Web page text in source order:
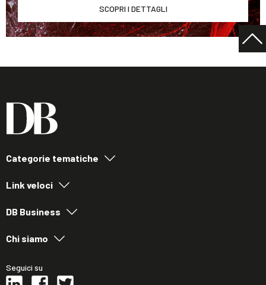
SCOPRI I DETTAGLI
Categorie tematiche
Link veloci
DB Business
Chi siamo
Seguici su